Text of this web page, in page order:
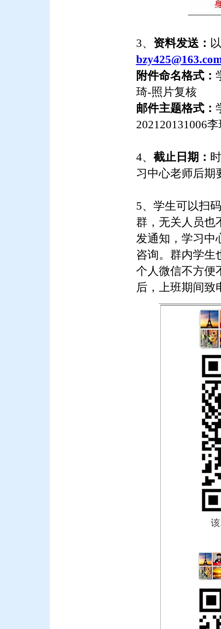
3、 资料发送：
附件命名格式：
琦-照片复核
邮件主题格式：
202120131006
4、 截止日期：
习中心老师后期
5、学生可以扫
群，无关人员也
发通知，学习中
咨询。群内学生
个人微信不方便
后，上班期间致